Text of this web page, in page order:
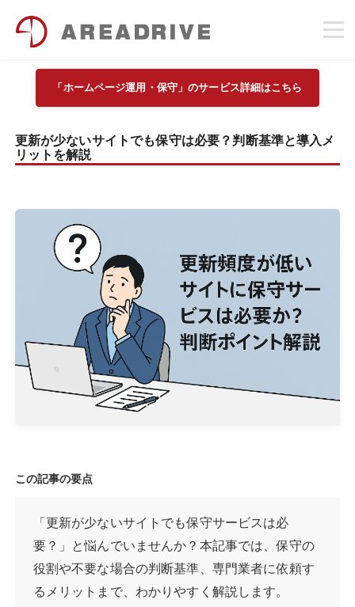
「ホームページ運用・保守」のサービス詳細はこちら
更新が少ないサイトでも保守は必要？判断基準と導入メ
リットを解説
この記事の要点
「更新が少ないサイトでも保守サービスは必
要？」と悩んでいませんか？本記事では、保守の
役割や不要な場合の判断基準、専門業者に依頼す
るメリットまで、わかりやすく解説します。